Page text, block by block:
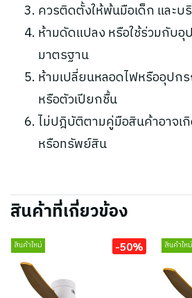
ควรติดตั้งให้พ้นมือเด็ก และบ
ห้ามดัดแปลง หรือใช้ร่วมกับ
มาตรฐาน
ห้ามเปลี่ยนหลอดไฟหรืออุป
หรือตัวเปียกชื้น
ไม่ปฎิบัติตามคู่มือสินค้าอาจเ
หรือทรัพย์สิน
สินค้าที่เกี่ยวข้อง
สินค้าใหม่ -50% สินค้าใหม่